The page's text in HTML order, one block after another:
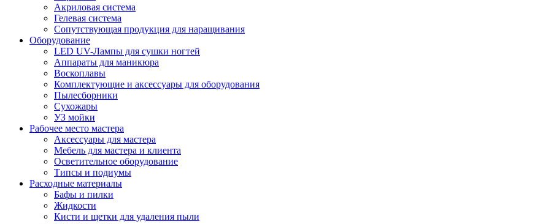
Акриловая система
Гелевая система
Сопутствующая продукция для наращивания
Оборудование
LED UV-Лампы для сушки ногтей
Аппараты для маникюра
Воскоплавы
Комплектующие и аксессуары для оборудования
Пылесборники
Сухожары
УЗ мойки
Рабочее место мастера
Аксессуары для мастера
Мебель для мастера и клиента
Осветительное оборудование
Типсы и подиумы
Расходные материалы
Бафы и пилки
Жидкости
Кисти и щетки для удаления пыли